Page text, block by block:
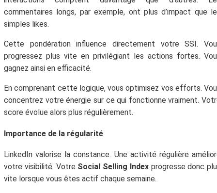
commentaires longs, par exemple, ont plus d’impact que
simples likes.
Cette pondération influence directement votre SSI.
progressez plus vite en privilégiant les actions fortes.
gagnez ainsi en efficacité.
En comprenant cette logique, vous optimisez vos efforts.
concentrez votre énergie sur ce qui fonctionne vraiment.
score évolue alors plus régulièrement.
Importance de la régularité
LinkedIn valorise la constance. Une activité régulière
votre visibilité. Votre Social Selling Indexprogresse donc
vite lorsque vous êtes actif chaque semaine.